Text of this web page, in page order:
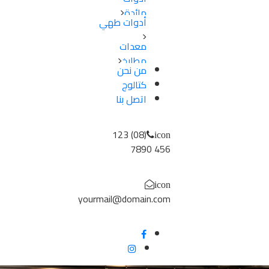
اطباق
سكاكین-
شوك
–
ملاعق
–
اكواب
/ مج
أدوات طهي
اواني
طهي
صواني
/
ادوات
معدات
مطابخ
اجهزة
كهربائية
اجهزة
احواض
و
و
ارفف
و
تخزين
من نحن
كتالوج
اتصل بنا
(08) 123
yourmail@domain.com